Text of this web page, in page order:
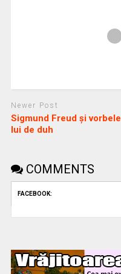
Newer Post
Sigmund Freud şi vorbele
lui de duh
COMMENTS
FACEBOOK: